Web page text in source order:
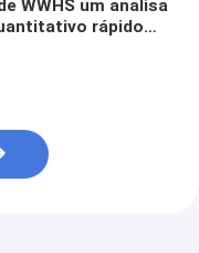
WWHS um analisa
rápido